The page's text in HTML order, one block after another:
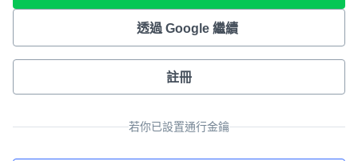
透過 Google 繼續
註冊
若你已設置通行金鑰